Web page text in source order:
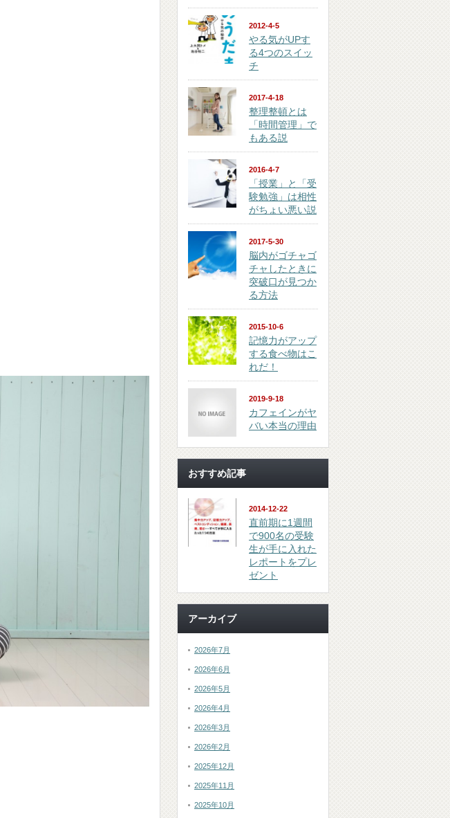
2012-4-5
やる気がUPす
る4つのスイッ
チ
2017-4-18
整理整頓とは
「時間管理」で
もある説
2016-4-7
「授業」と「受
験勉強」は相性
がちょい悪い説
2017-5-30
脳内がゴチャゴ
チャしたときに
突破口が見つか
る方法
2015-10-6
記憶力がアップ
する食べ物はこ
れだ！
2019-9-18
カフェインがヤ
バい本当の理由
おすすめ記事
2014-12-22
直前期に1週間
で900名の受験
生が手に入れた
レポートをプレ
ゼント
アーカイブ
2026年7月
2026年6月
2026年5月
2026年4月
2026年3月
2026年2月
2025年12月
2025年11月
2025年10月